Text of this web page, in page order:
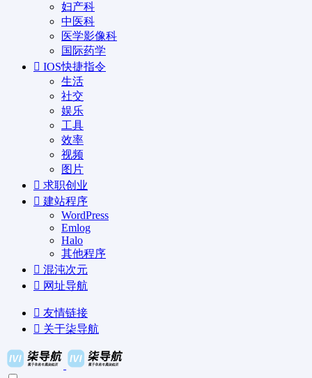
妇产科
中医科
医学影像科
国际药学
IOS快捷指令
生活
社交
娱乐
工具
效率
视频
图片
求职创业
建站程序
WordPress
Emlog
Halo
其他程序
混沌次元
网址导航
友情链接
关于柒导航